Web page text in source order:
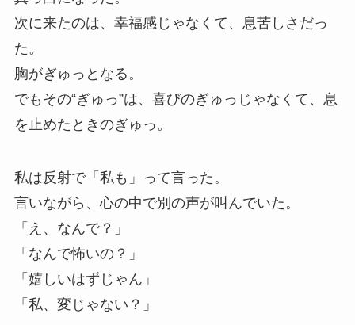
次に来たのは、幸福感じゃなくて、息苦しさだっ
た。
胸がぎゅっとなる。
でもその“ぎゅっ”は、喜びのぎゅっじゃなくて、息
を止めたときのぎゅっ。
私は反射で「私も」って言った。
言いながら、心の中で別の声が叫んでいた。
「え、なんで？」
「なんで怖いの？」
「嬉しいはずじゃん」
「私、変じゃない？」